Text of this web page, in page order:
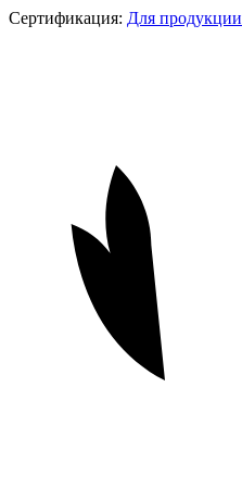
Сертификация: Для продукции